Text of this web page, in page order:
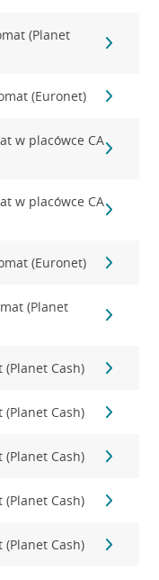
(Planet
(Euronet)
w placówce CA
w placówce CA
(Euronet)
(Planet
(Planet Cash)
(Planet Cash)
(Planet Cash)
(Planet Cash)
(Planet Cash)